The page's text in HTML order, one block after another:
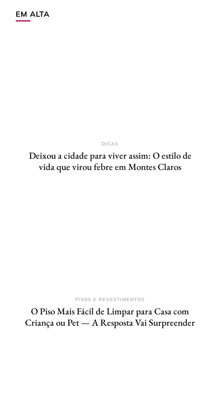
EM ALTA
DICAS
Deixou a cidade para viver assim: O estilo de
vida que virou febre em Montes Claros
PISOS E REVESTIMENTOS
O Piso Mais Fácil de Limpar para Casa com
Criança ou Pet — A Resposta Vai Surpreender